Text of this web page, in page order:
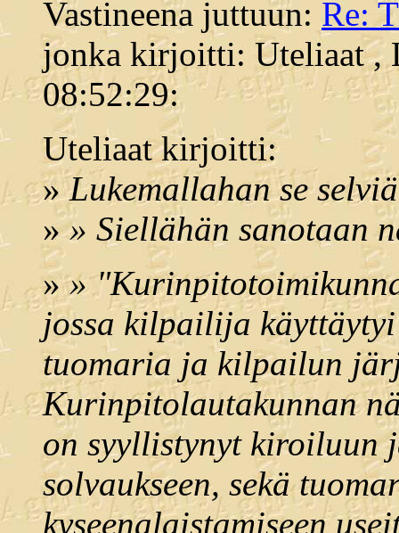
Vastineena juttuun: Re:
jonka kirjoitti: Uteliaat ,
08:52:29:
Uteliaat kirjoitti:
»Lukemallahan se
»» Siellähän sanotaan
»»
jossa kilpailija
tuomaria ja kilpailun
Kurinpitolautakunnan
on syyllistynyt kiroiluun
solvaukseen, sekä
kyseenalaistamiseen